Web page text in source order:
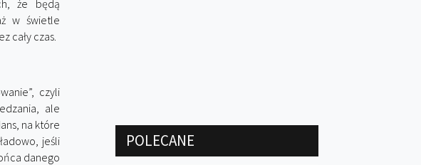
że będą
w świetle
cały czas.
czyli
ale
na które
jeśli
danego
POLECANE